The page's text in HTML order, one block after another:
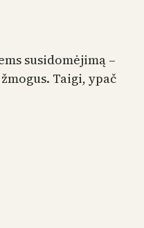
susidomėjimą –
Taigi, ypač